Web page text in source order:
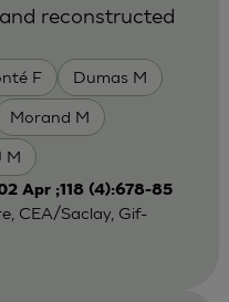
F Dumas M
Morand M
M
reconstructed
Apr ;118 (4):678-85
CEA/Saclay, Gif-